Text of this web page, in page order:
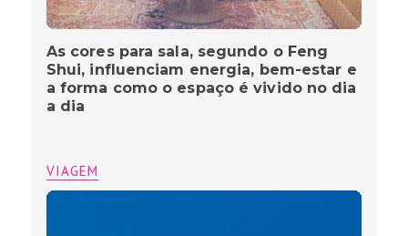
As cores para sala, segundo o Feng
Shui, influenciam energia, bem-estar e
a forma como o espaço é vivido no dia
a dia
VIAGEM